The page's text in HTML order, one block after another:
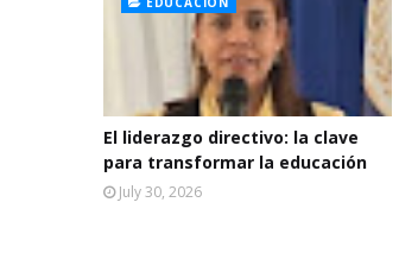
El liderazgo directivo: la clave
para transformar la educación
July 30, 2026